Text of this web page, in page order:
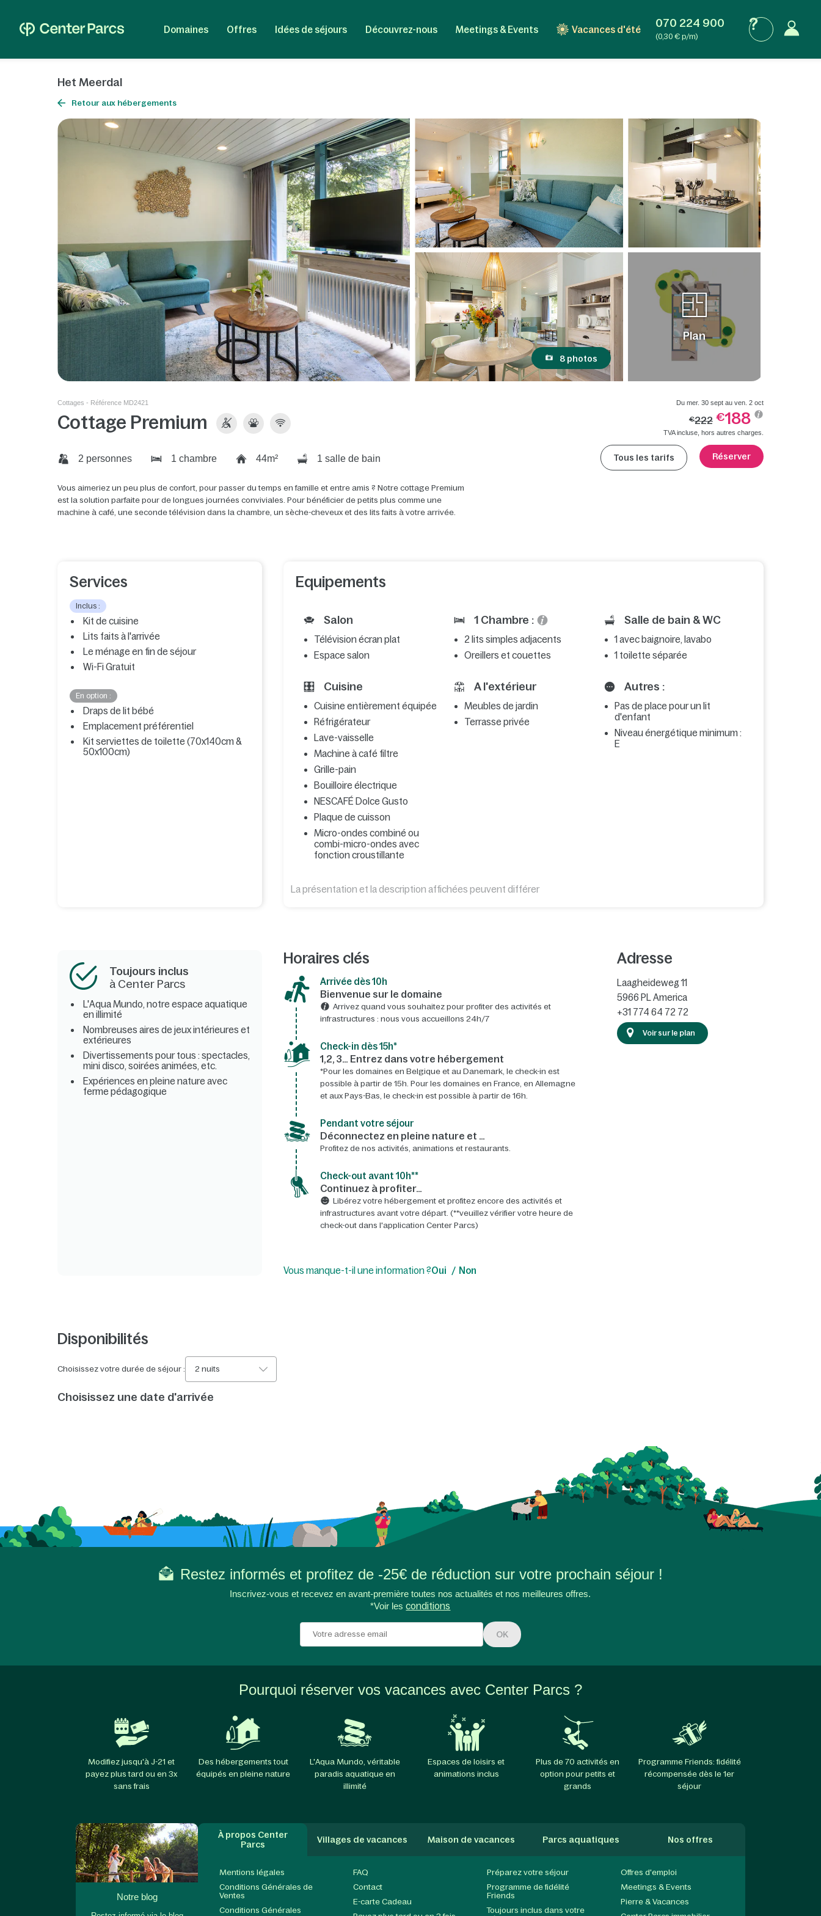
Domaines Offres Idées de séjours Découvrez-nous Meetings & Events Vacances d'été 070 224 900
(0,30 € p/m)
Het Meerdal
Retour aux hébergements
8 photos
Plan
Cottages - Référence MD2421
Cottage Premium
2 personnes 1 chambre 44m² 1 salle de bain
Vous aimeriez un peu plus de confort, pour passer du temps en famille et entre amis ? Notre cottage Premium
est la solution parfaite pour de longues journées conviviales. Pour bénéficier de petits plus comme une
machine à café, une seconde télévision dans la chambre, un sèche-cheveux et des lits faits à votre arrivée.
Du mer. 30 sept au ven. 2 oct
€222 €188
TVA incluse, hors autres charges.
Tous les tarifs Réserver
Services
Inclus :
Kit de cuisine
Lits faits à l'arrivée
Le ménage en fin de séjour
Wi-Fi Gratuit
En option :
Draps de lit bébé
Emplacement préférentiel
Kit serviettes de toilette (70x140cm &
50x100cm)
Equipements
Salon
Télévision écran plat
Espace salon
1 Chambre :
2 lits simples adjacents
Oreillers et couettes
Salle de bain & WC
1 avec baignoire, lavabo
1 toilette séparée
Cuisine
Cuisine entièrement équipée
Réfrigérateur
Lave-vaisselle
Machine à café filtre
Grille-pain
Bouilloire électrique
NESCAFÉ Dolce Gusto
Plaque de cuisson
Micro-ondes combiné ou
combi-micro-ondes avec
fonction croustillante
A l'extérieur
Meubles de jardin
Terrasse privée
Autres :
Pas de place pour un lit
d'enfant
Niveau énergétique minimum :
E
La présentation et la description affichées peuvent différer
Toujours inclus
à Center Parcs
L'Aqua Mundo, notre espace aquatique
en illimité
Nombreuses aires de jeux intérieures et
extérieures
Divertissements pour tous : spectacles,
mini disco, soirées animées, etc.
Expériences en pleine nature avec
ferme pédagogique
Horaires clés
Arrivée dès 10h​
Bienvenue sur le domaine​
Arrivez quand vous souhaitez pour profiter des activités et
infrastructures : nous vous accueillons 24h/7​
Check-in dès 15h*​
1,2, 3… Entrez dans votre hébergement
*Pour les domaines en Belgique et au Danemark, le check-in est
possible à partir de 15h. Pour les domaines en France, en Allemagne
et aux Pays-Bas, le check-in est possible à partir de 16h.
Pendant votre séjour
Déconnectez en pleine nature et …
Profitez de nos activités, animations et restaurants.
Check-out avant 10h**
Continuez à profiter…
Libérez votre hébergement et profitez encore des activités et
infrastructures avant votre départ. (**veuillez vérifier votre heure de
check-out dans l'application Center Parcs)
Adresse
Laagheideweg 11
5966 PL America
+31 774 64 72 72
Voir sur le plan
Vous manque-t-il une information ?Oui Non
Disponibilités
Choisissez votre durée de séjour : 2 nuits
Choisissez une date d'arrivée
Restez informés et profitez de -25€ de réduction sur votre prochain séjour !
Inscrivez-vous et recevez en avant-première toutes nos actualités et nos meilleures offres.
*Voir lesconditions
OK
Pourquoi réserver vos vacances avec Center Parcs ?
Modifiez jusqu'à J-21 et
payez plus tard ou en 3x
sans frais
Des hébergements tout
équipés en pleine nature
L'Aqua Mundo, véritable
paradis aquatique en
illimité
Espaces de loisirs et
animations inclus
Plus de 70 activités en
option pour petits et
grands
Programme Friends: fidélité
récompensée dès le 1er
séjour
Notre blog
À propos Center
Parcs
Villages de vacances Maison de vacances Parcs aquatiques Nos offres
Mentions légales
Conditions Générales de
Ventes
Conditions Générales
FAQ
Contact
E-carte Cadeau
Préparez votre séjour
Programme de fidélité
Friends
Toujours inclus dans votre
Offres d'emploi
Meetings & Events
Pierre & Vacances